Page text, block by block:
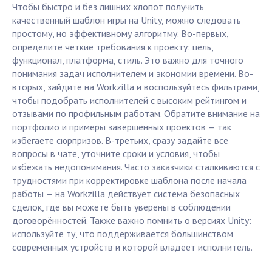
Чтобы быстро и без лишних хлопот получить
качественный шаблон игры на Unity, можно следовать
простому, но эффективному алгоритму. Во-первых,
определите чёткие требования к проекту: цель,
функционал, платформа, стиль. Это важно для точного
понимания задач исполнителем и экономии времени. Во-
вторых, зайдите на Workzilla и воспользуйтесь фильтрами,
чтобы подобрать исполнителей с высоким рейтингом и
отзывами по профильным работам. Обратите внимание на
портфолио и примеры завершённых проектов — так
избегаете сюрпризов. В-третьих, сразу задайте все
вопросы в чате, уточните сроки и условия, чтобы
избежать недопонимания. Часто заказчики сталкиваются с
трудностями при корректировке шаблона после начала
работы — на Workzilla действует система безопасных
сделок, где вы можете быть уверены в соблюдении
договорённостей. Также важно помнить о версиях Unity:
используйте ту, что поддерживается большинством
современных устройств и которой владеет исполнитель.